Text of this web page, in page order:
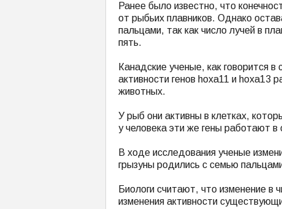
Ранее было известно, что
от рыбьих плавников. Однако
пальцами, так как число лучей в
пять.
Канадские ученые, как говорится
активности генов hoxa11 и hoxa13
животных.
У рыб они активны в клетках,
у человека эти же гены работают в
В ходе исследования ученые
грызуны родились с семью
Биологи считают, что изменение в
изменения активности